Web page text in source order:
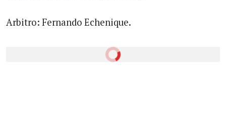
Arbitro: Fernando Echenique.